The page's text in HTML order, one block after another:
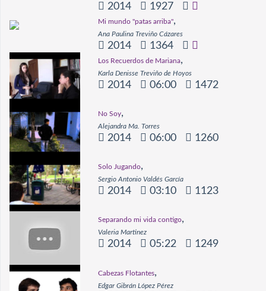
2014 1927
Mi mundo "patas arriba",
Ana Paulina Treviño Cázares
2014 1364
Los Recuerdos de Mariana,
Karla Denisse Treviño de Hoyos
2014 06:00 1472
No Soy,
Alejandra Ma. Torres
2014 06:00 1260
Solo Jugando,
Sergio Antonio Valdés García
2014 03:10 1123
Separando mi vida contigo,
Valeria Martinez
2014 05:22 1249
Cabezas Flotantes,
Edgar Gibrán López Pérez